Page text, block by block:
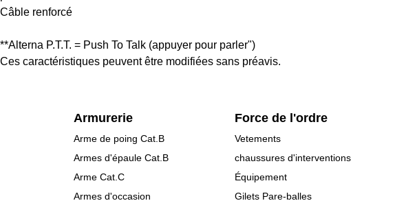
Câble renforcé
**Alterna P.T.T. = Push To Talk (appuyer pour parler")
Ces caractéristiques peuvent être modifiées sans préavis.
Armurerie
Arme de poing Cat.B
Armes d'épaule Cat.B
Arme Cat.C
Armes d'occasion
Force de l'ordre
Vetements
chaussures d'interventions
Équipement
Gilets Pare-balles